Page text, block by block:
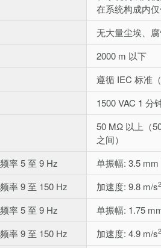
在系统构成内
无大量尘埃、
2000 m 以下
遵循 IEC 标准
1500 VAC 1 分
50 MΩ 以上（
之间）
频率 5 至 9 Hz 单振幅: 3.5 mm
频率 9 至 150 Hz 加速度: 9.8 m/s2
频率 5 至 9 Hz 单振幅: 1.75
频率 9 至 150 Hz 加速度: 4.9 m/s2